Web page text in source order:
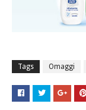
Tags Omaggi